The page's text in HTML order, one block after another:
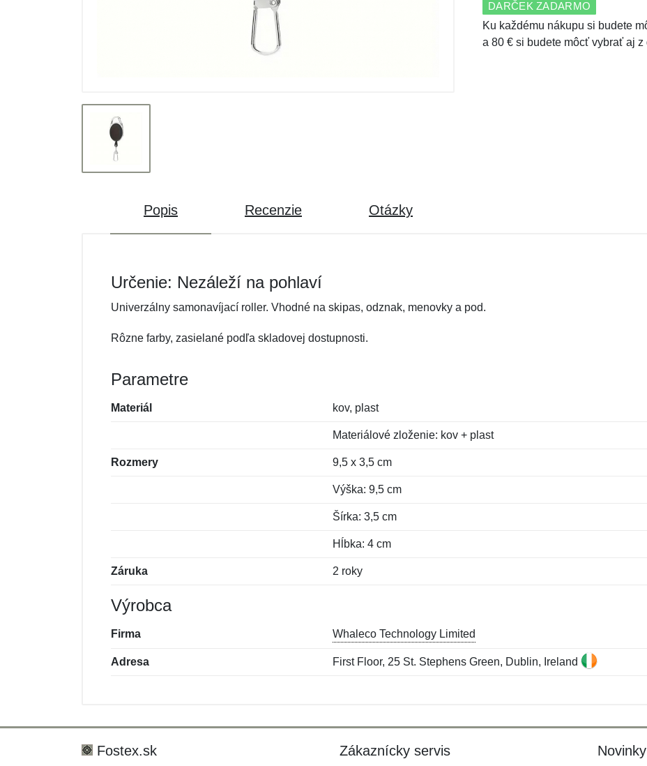
DARČEK ZADARMO
Ku každému nákupu si budete
a 80 € si budete môcť vybrať aj z
Popis Recenzie Otázky
Určenie: Nezáleží na pohlaví
Univerzálny samonavíjací roller. Vhodné na skipas, odznak, menovky a pod.
Rôzne farby, zasielané podľa skladovej dostupnosti.
Parametre
Materiál kov, plast
Materiálové zloženie: kov + plast
Rozmery 9,5 x 3,5 cm
Výška: 9,5 cm
Šírka: 3,5 cm
Hĺbka: 4 cm
Záruka 2 roky
Výrobca
Firma Whaleco Technology Limited
Adresa First Floor, 25 St. Stephens Green, Dublin, Ireland
Fostex.sk Zákaznícky servis